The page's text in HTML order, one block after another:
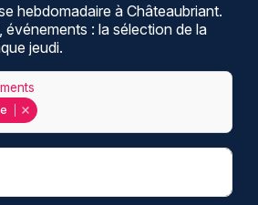
hebdomadaire à Châteaubriant.
événements : la sélection de la
jeudi.